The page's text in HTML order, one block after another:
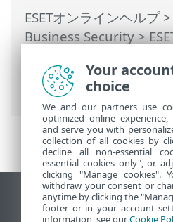
ESETオンラインヘルプ>
Business Security>
クセス保護>URLアド
クを追加する方法
デスクトップサイトの表
Your
choice
We and our partners use
optimized online
and serve you with
collection of all cookies by
decline all non-essential
essential cookies only", or
clicking "Manage
withdraw your consent or
anytime by clicking the
footer or in your account
information, see ourCookie